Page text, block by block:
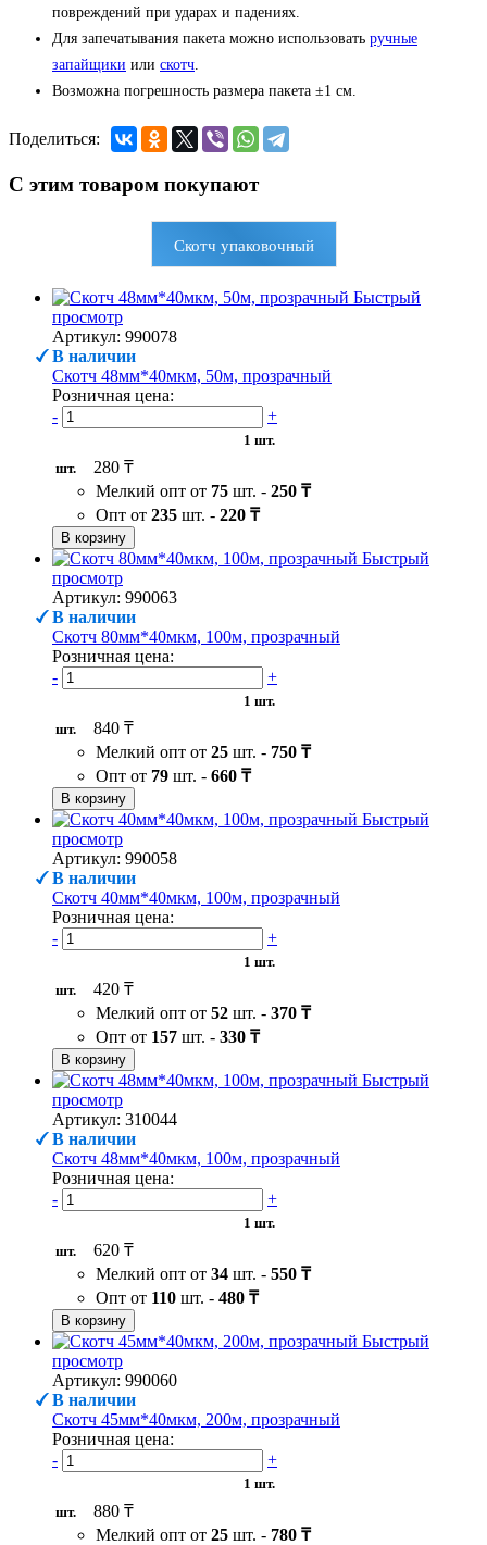
повреждений при ударах и падениях.
Для запечатывания пакета можно использовать ручные
запайщики или скотч.
Возможна погрешность размера пакета ±1 см.
Поделиться:
С этим товаром покупают
Скотч упаковочный
Быстрый
просмотр
Артикул: 990078
В наличии
Скотч 48мм*40мкм, 50м, прозрачный
Розничная цена:
-
+
1 шт.
шт.
280 ₸
Мелкий опт от 75 шт. - 250 ₸
Опт от 235 шт. - 220 ₸
В корзину
Быстрый
просмотр
Артикул: 990063
В наличии
Скотч 80мм*40мкм, 100м, прозрачный
Розничная цена:
-
+
1 шт.
шт.
840 ₸
Мелкий опт от 25 шт. - 750 ₸
Опт от 79 шт. - 660 ₸
В корзину
Быстрый
просмотр
Артикул: 990058
В наличии
Скотч 40мм*40мкм, 100м, прозрачный
Розничная цена:
-
+
1 шт.
шт.
420 ₸
Мелкий опт от 52 шт. - 370 ₸
Опт от 157 шт. - 330 ₸
В корзину
Быстрый
просмотр
Артикул: 310044
В наличии
Скотч 48мм*40мкм, 100м, прозрачный
Розничная цена:
-
+
1 шт.
шт.
620 ₸
Мелкий опт от 34 шт. - 550 ₸
Опт от 110 шт. - 480 ₸
В корзину
Быстрый
просмотр
Артикул: 990060
В наличии
Скотч 45мм*40мкм, 200м, прозрачный
Розничная цена:
-
+
1 шт.
шт.
880 ₸
Мелкий опт от 25 шт. - 780 ₸